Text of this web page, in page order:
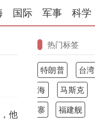
国际 军事 科学
他
热门标签
特朗普 台湾
海
马斯克
寨
福建舰